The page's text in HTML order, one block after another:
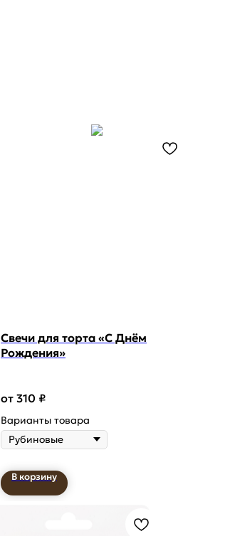
Свечи для торта «С Днём
Рождения»
310 ₽
Варианты товара
В корзину